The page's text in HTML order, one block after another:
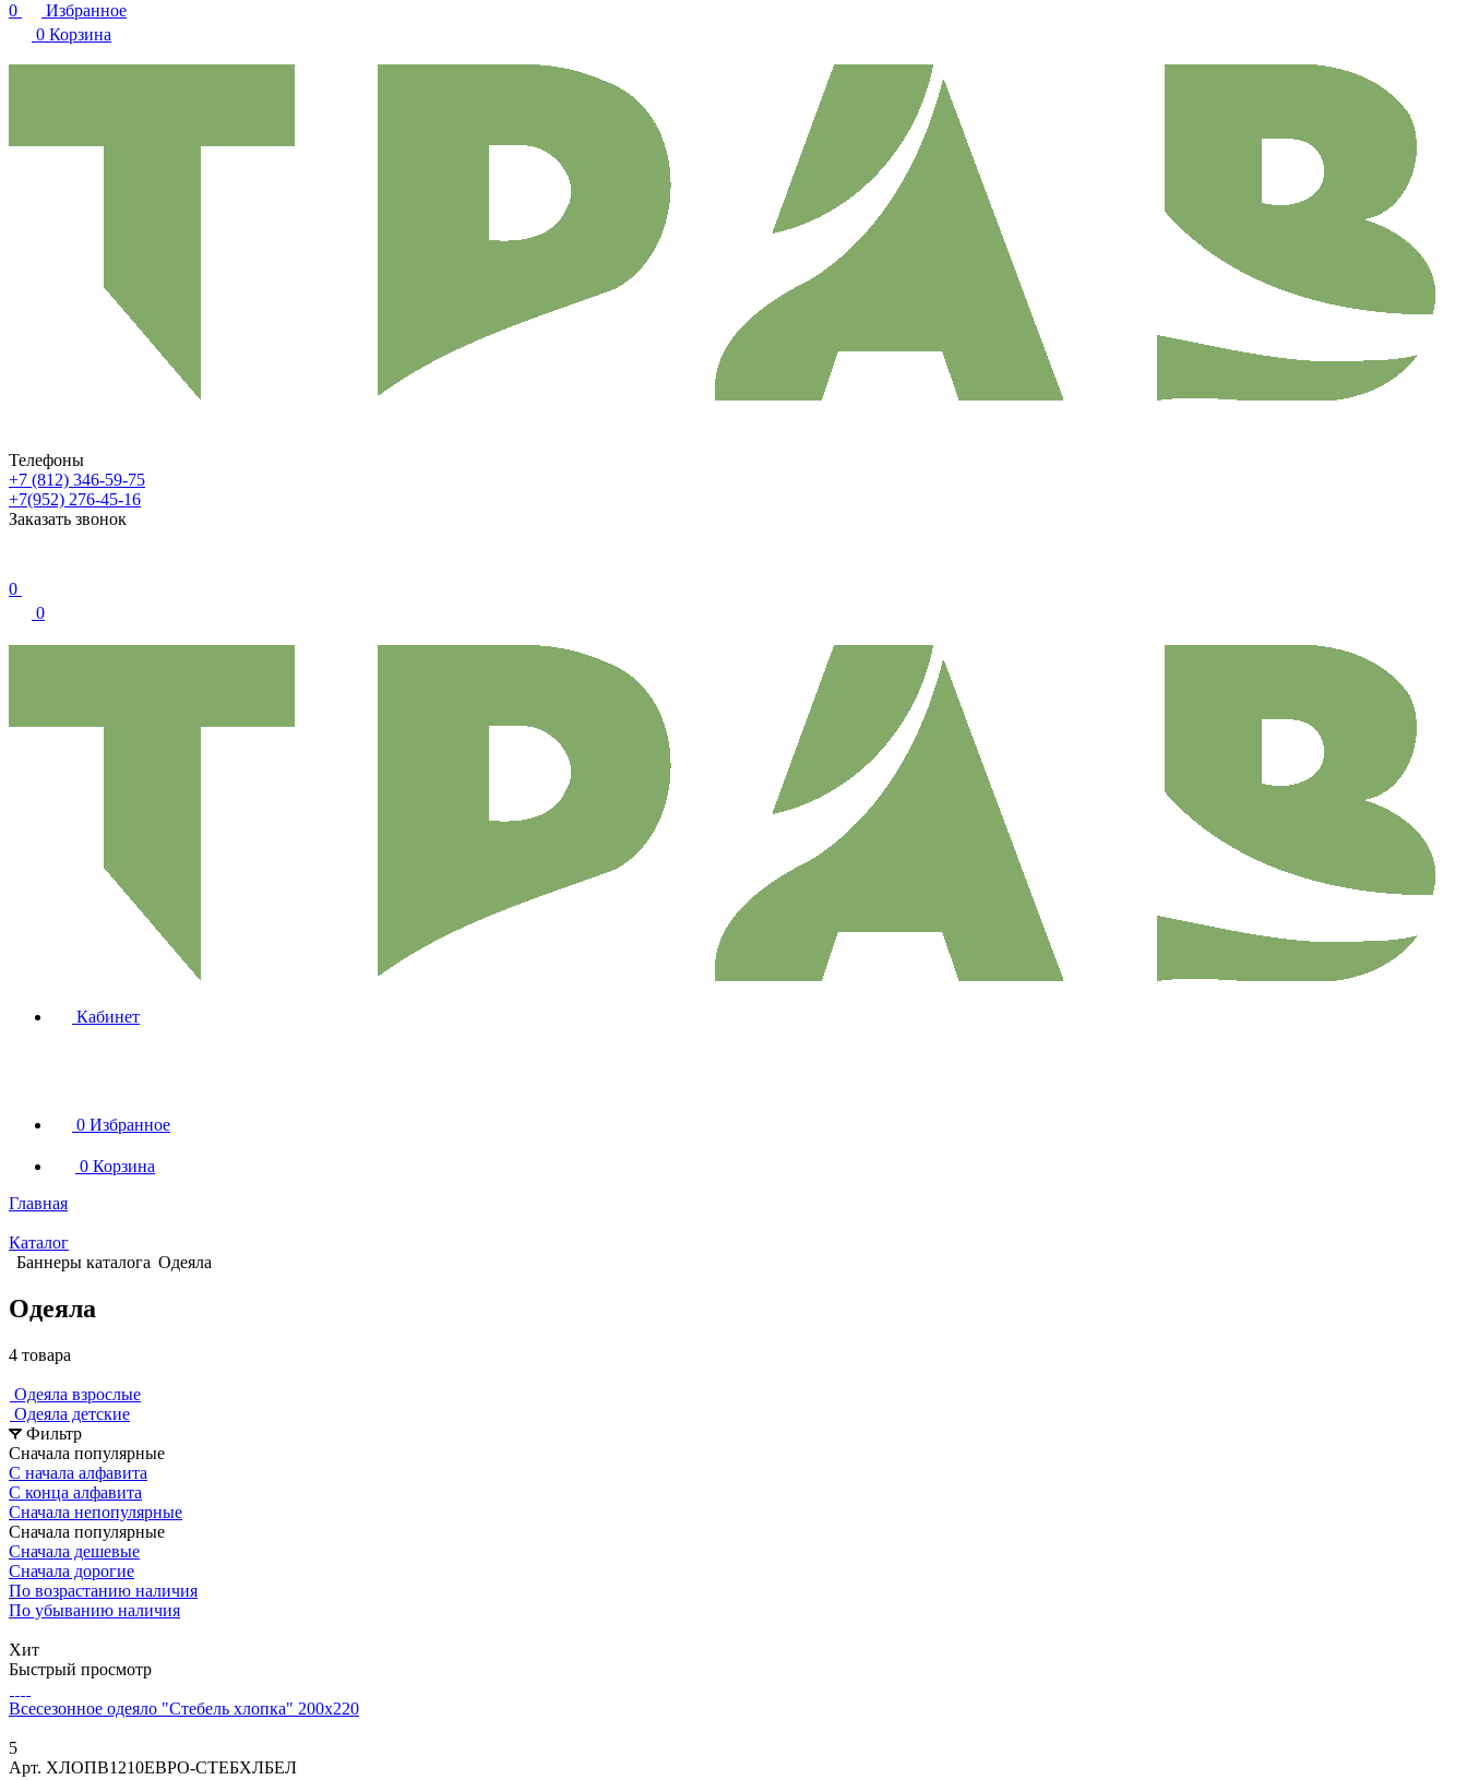
0
Избранное
0 Корзина
Телефоны
+7 (812) 346-59-75
+7(952) 276-45-16
Заказать звонок
0
0
Кабинет
0 Избранное
0 Корзина
Главная
Каталог
Баннеры каталога Одеяла
Одеяла
4 товара
Одеяла взрослые
Одеяла детские
Фильтр
Сначала популярные
С начала алфавита
С конца алфавита
Сначала непопулярные
Сначала популярные
Сначала дешевые
Сначала дорогие
По возрастанию наличия
По убыванию наличия
Хит
Быстрый просмотр
Всесезонное одеяло "Стебель хлопка" 200x220
5
Арт. ХЛОПВ1210ЕВРО-СТЕБХЛБЕЛ